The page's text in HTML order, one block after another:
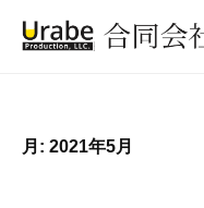
社
月: 2021年5月
同
会
制